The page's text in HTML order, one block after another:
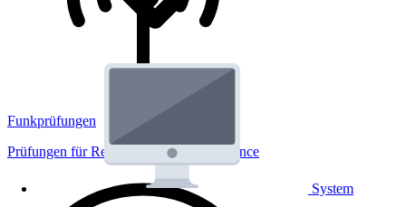
System
Funkprüfungen
Prüfungen für Regulatorik und Performance